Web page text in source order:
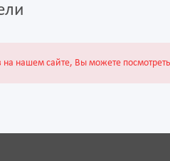
на нашем сайте, Вы можете